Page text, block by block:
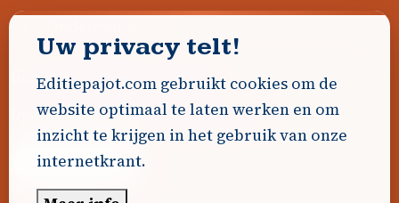
Geen advertenties gevonden.
Uw advertentie hier? Contacteer ons!
Word Partner!
Uw privacy telt!
Editiepajot.com gebruikt cookies om de
website optimaal te laten werken en om
inzicht te krijgen in het gebruik van onze
internetkrant.